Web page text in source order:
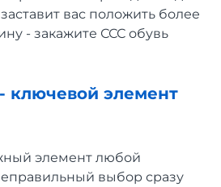
вас положить более
- закажите ССС обувь
ключевой элемент
элемент любой
выбор сразу